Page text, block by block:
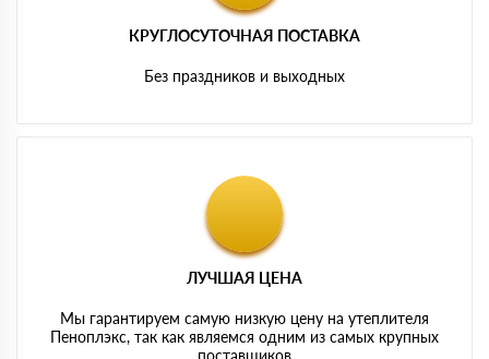
КРУГЛОСУТОЧНАЯ ПОСТАВКА
Без праздников и выходных
ЛУЧШАЯ ЦЕНА
Мы гарантируем самую низкую цену на утеплителя
Пеноплэкс, так как являемся одним из самых крупных
поставщиков